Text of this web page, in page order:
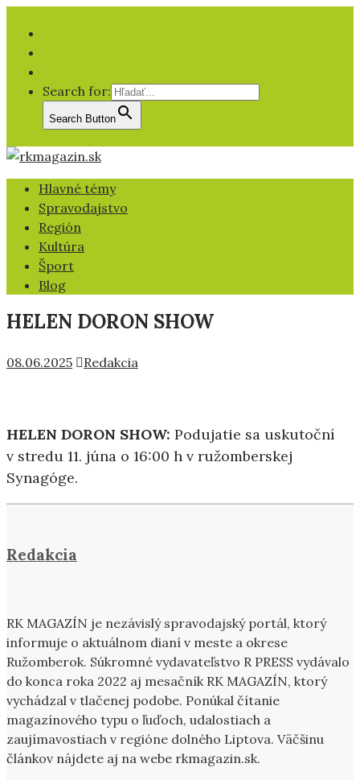
Search for:
Search Button
Hlavné témy
Spravodajstvo
Región
Kultúra
Šport
Blog
HELEN DORON SHOW
08.06.2025 Redakcia
HELEN DORON SHOW: Podujatie sa uskutoční
v stredu 11. júna o 16:00 h v ružomberskej
Synagóge.
Redakcia
RK MAGAZÍN je nezávislý spravodajský portál, ktorý
informuje o aktuálnom dianí v meste a okrese
Ružomberok. Súkromné vydavateľstvo R PRESS vydávalo
do konca roka 2022 aj mesačník RK MAGAZÍN, ktorý
vychádzal v tlačenej podobe. Ponúkal čítanie
magazínového typu o ľuďoch, udalostiach a
zaujímavostiach v regióne dolného Liptova. Väčšinu
článkov nájdete aj na webe rkmagazin.sk.